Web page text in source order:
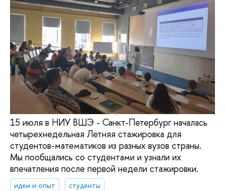
15 июля в НИУ ВШЭ - Санкт-Петербург началась
четырехнедельная Летняя стажировка для
студентов-математиков из разных вузов страны.
Мы пообщались со студентами и узнали их
впечатления после первой недели стажировки.
идеи и опыт
студенты